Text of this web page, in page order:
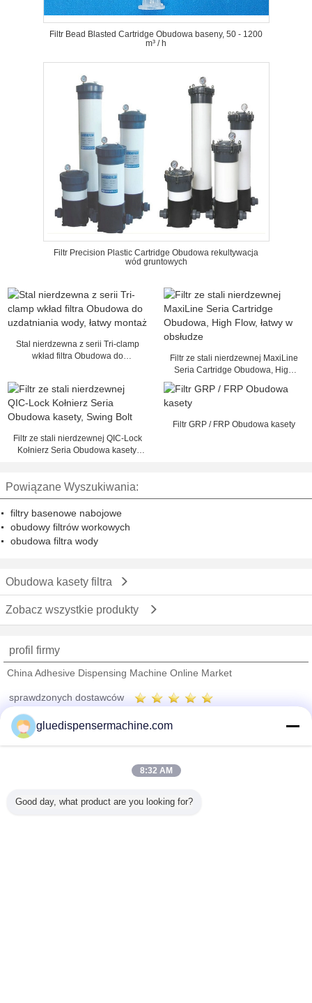
Filtr Bead Blasted Cartridge Obudowa baseny, 50 - 1200
m³ / h
Filtr Precision Plastic Cartridge Obudowa rekultywacja
wód gruntowych
Stal nierdzewna z serii Tri-clamp
wkład filtra Obudowa do
Filtr ze stali nierdzewnej MaxiLine
Seria Cartridge Obudowa, High
Filtr ze stali nierdzewnej QIC-Lock
Kołnierz Seria Obudowa kasety,
Filtr GRP / FRP Obudowa kasety
Powiązane Wyszukiwania:
filtry basenowe nabojowe
obudowy filtrów workowych
obudowa filtra wody
Obudowa kasety filtra
Zobacz wszystkie produkty
profil firmy
China Adhesive Dispensing Machine Online Market
sprawdzonych dostawców
Trust Seal
Wszystkie produkty
gluedispensermachine.com
8:32 AM
Good day, what product are you looking for?